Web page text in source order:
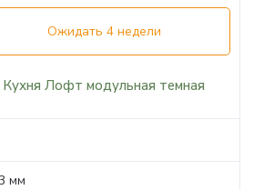
Ожидать 4 недели
Кухня Лофт модульная темная
мм